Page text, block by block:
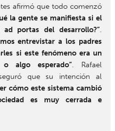
afirmó que todo comenzó
la gente se manifiesta si el
ad portas del desarrollo?”.
entrevistar a los padres
si este fenómeno era un
algo esperado”. Rafael
que su intención al
cómo este sistema cambió
es muy cerrada e